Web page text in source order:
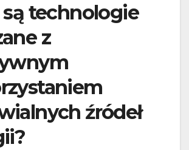
technologie
z
źródeł